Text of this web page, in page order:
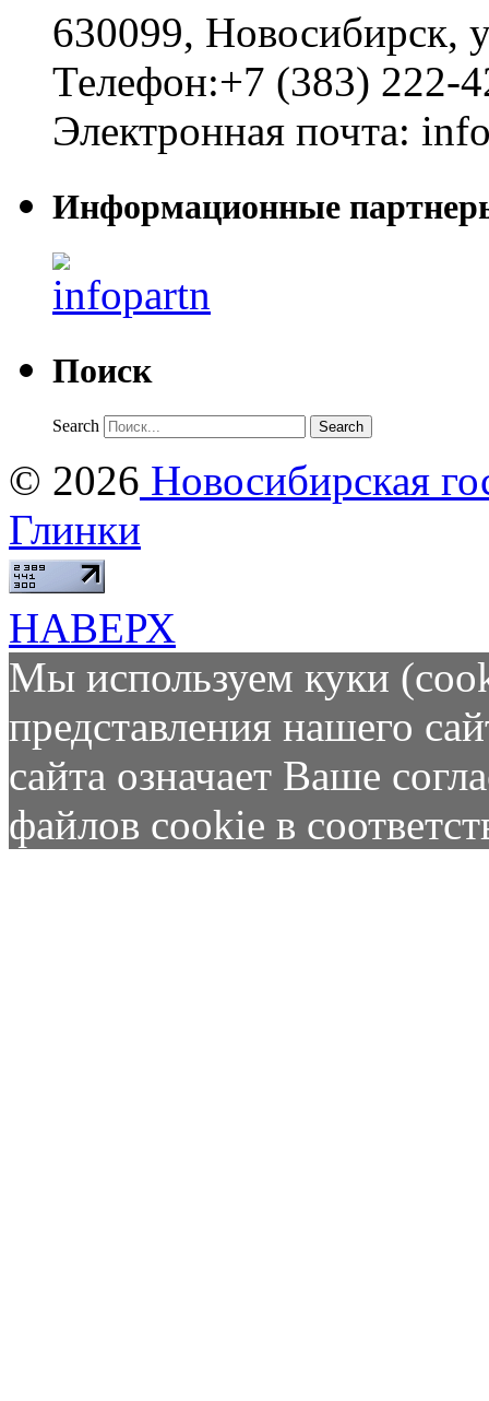
630099, Новосибирск,
Телефон:+7 (383) 222-
Электронная почта:
Информационные
Поиск
Search
© 2026 Новосибирская
Глинки
НАВЕРХ
Мы используем куки
представления нашего
сайта означает Ваше
файлов cookie в